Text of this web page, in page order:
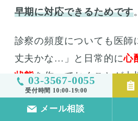
03-3567-0055
受付時間 10:00-19:00
メール相談
早期に対応できるためです。
診察の頻度についても医師
丈夫かな…」と日常的に心
状態を作っておくことが大
目立ったトラ